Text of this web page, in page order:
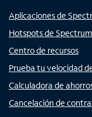
Aplicaciones de
Hotspots de
Centro de recursos
Prueba tu velocidad
Calculadora de
Cancelación de